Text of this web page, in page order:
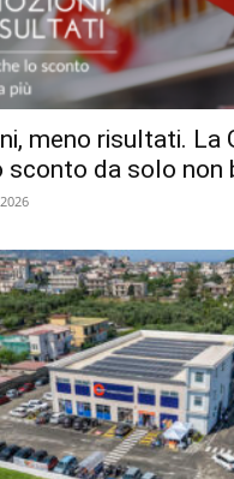
meno risultati. La
sconto da solo non